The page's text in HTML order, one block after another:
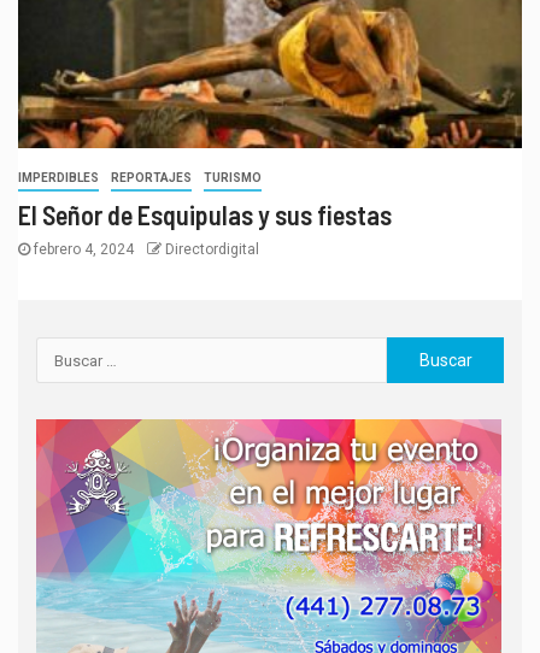
IMPERDIBLES REPORTAJES TURISMO
El Señor de Esquipulas y sus fiestas
febrero 4, 2024 Directordigital